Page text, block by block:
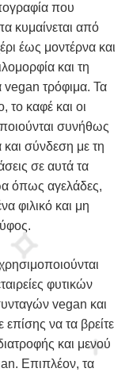
που
κυμαίνεται από
έως μοντέρνα και
και τη
vegan τρόφιμα. Τα
καφέ και οι
συνήθως
σύνδεση με τη
σε αυτά τα
όπως αγελάδες,
φιλικό και μη
φυτικών
vegan και
να τα βρείτε
και μενού
Επιπλέον, τα